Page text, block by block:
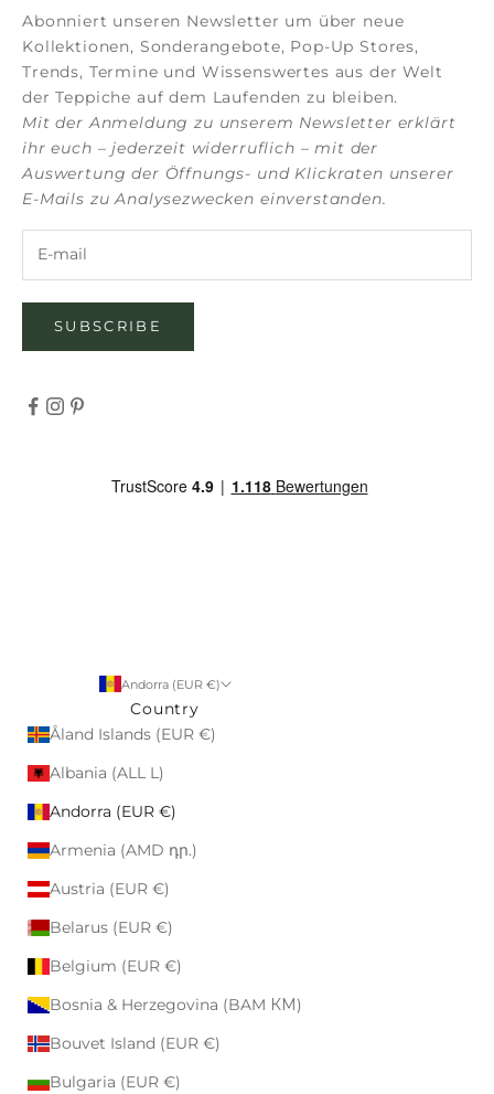
Abonniert unseren Newsletter um über neue
Kollektionen, Sonderangebote, Pop-Up Stores,
Trends, Termine und Wissenswertes aus der Welt
der Teppiche auf dem Laufenden zu bleiben.
Mit der Anmeldung zu unserem Newsletter erklärt
ihr euch – jederzeit widerruflich – mit der
Auswertung der Öffnungs- und Klickraten unserer
E-Mails zu Analysezwecken einverstanden.
SUBSCRIBE
Andorra (EUR €)
Country
Åland Islands (EUR €)
Albania (ALL L)
Andorra (EUR €)
Armenia (AMD դր.)
Austria (EUR €)
Belarus (EUR €)
Belgium (EUR €)
Bosnia & Herzegovina (BAM КМ)
Bouvet Island (EUR €)
Bulgaria (EUR €)